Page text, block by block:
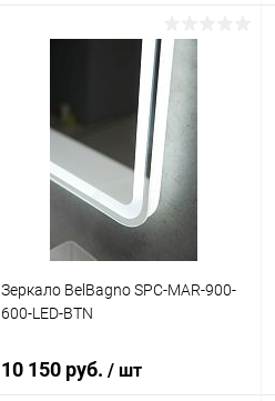
В корзину
Купить в 1 клик Сравнение
В избранное Под заказ
Зеркало BelBagno SPC-MAR-900-
600-LED-BTN
10 150 руб. / шт